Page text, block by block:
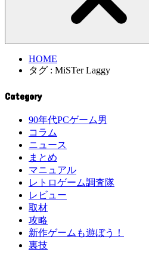
HOME
タグ : MiSTer Laggy
Category
90年代PCゲーム男
コラム
ニュース
まとめ
マニュアル
レトロゲーム調査隊
レビュー
取材
攻略
新作ゲームも遊ぼう！
裏技